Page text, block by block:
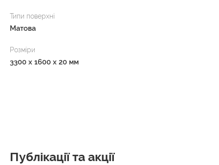
Типи поверхні
Матова
Розміри
3300 x 1600 x 20 мм
Публікації та акції